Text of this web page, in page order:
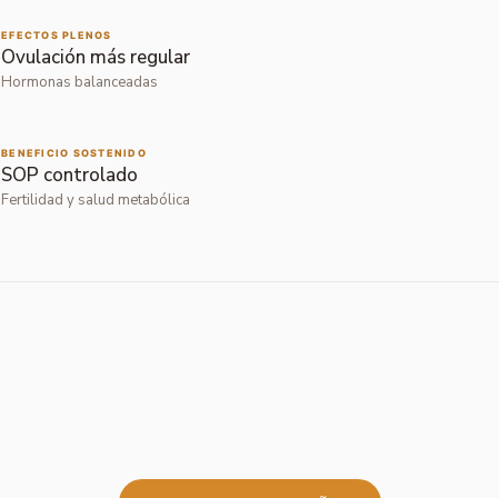
EFECTOS PLENOS
Ovulación más regular
Hormonas balanceadas
BENEFICIO SOSTENIDO
SOP controlado
Fertilidad y salud metabólica